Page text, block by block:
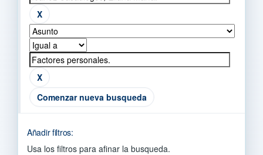
Comenzar nueva busqueda
Añadir filtros:
Usa los filtros para afinar la busqueda.